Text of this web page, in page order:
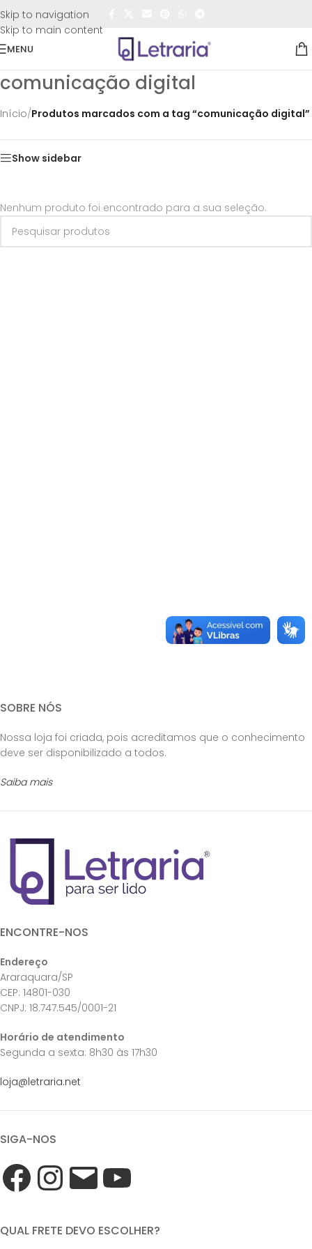
Skip to navigation
Skip to main content
FRETE GRÁTIS
MENU
comunicação digital
Início/Produtos marcados com a tag “comunicação digital”
Show sidebar
Nenhum produto foi encontrado para a sua seleção.
SOBRE NÓS
Nossa loja foi criada, pois acreditamos que o conhecimento
deve ser disponibilizado a todos.
Saiba mais
ENCONTRE-NOS
Endereço
Araraquara/SP
CEP: 14801-030
CNPJ: 18.747.545/0001-21
Horário de atendimento
Segunda a sexta: 8h30 às 17h30
loja@letraria.net
SIGA-NOS
QUAL FRETE DEVO ESCOLHER?